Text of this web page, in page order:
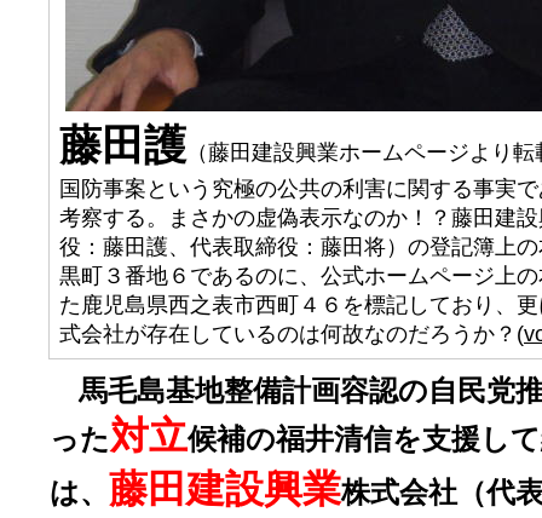
藤田護 （藤田建設興業ホームページより転
国防事案という究極の公共の利害に関する事実
考察する。まさかの虚偽表示なのか！？藤田建
役：藤田護、代表取締役：藤田将）の登記簿上
黒町３番地６であるのに、公式ホームページ上
た鹿児島県西之表市西町４６を標記しており、
式会社が存在しているのは何故なのだろうか？(
馬毛島基地整備計画容認の自民党
った対立候補の福井清信を支援し
は、 藤田建設興業株式会社（代